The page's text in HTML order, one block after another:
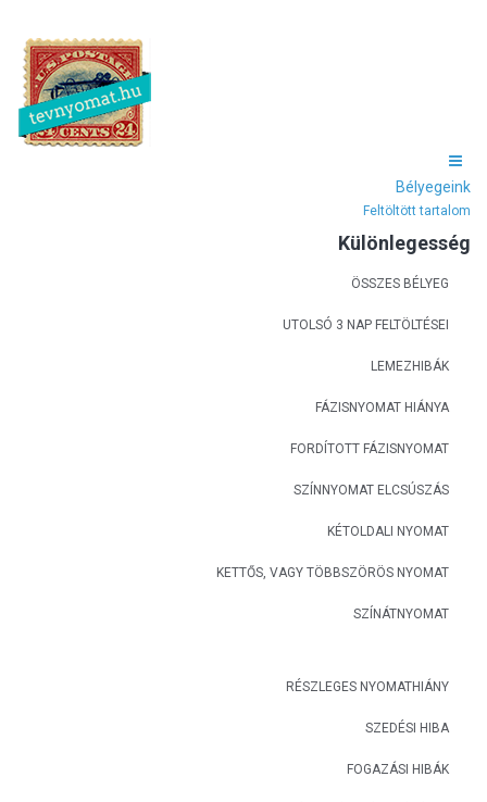
Bélyegeink
Feltöltött tartalom
Különlegesség
ÖSSZES BÉLYEG
UTOLSÓ 3 NAP FELTÖLTÉSEI
LEMEZHIBÁK
FÁZISNYOMAT HIÁNYA
FORDÍTOTT FÁZISNYOMAT
SZÍNNYOMAT ELCSÚSZÁS
KÉTOLDALI NYOMAT
KETTŐS, VAGY TÖBBSZÖRÖS NYOMAT
SZÍNÁTNYOMAT
RÉSZLEGES NYOMATHIÁNY
SZEDÉSI HIBA
FOGAZÁSI HIBÁK